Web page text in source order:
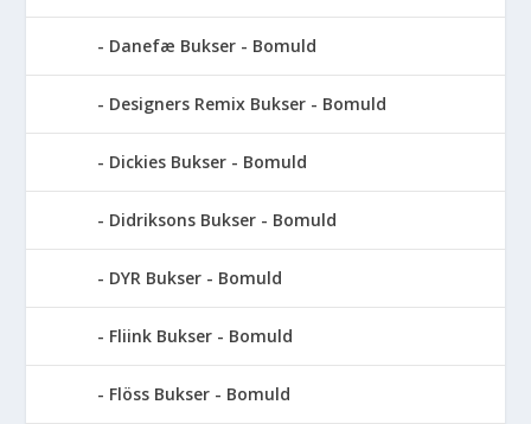
Danefæ Bukser - Bomuld
Designers Remix Bukser - Bomuld
Dickies Bukser - Bomuld
Didriksons Bukser - Bomuld
DYR Bukser - Bomuld
Fliink Bukser - Bomuld
Flöss Bukser - Bomuld